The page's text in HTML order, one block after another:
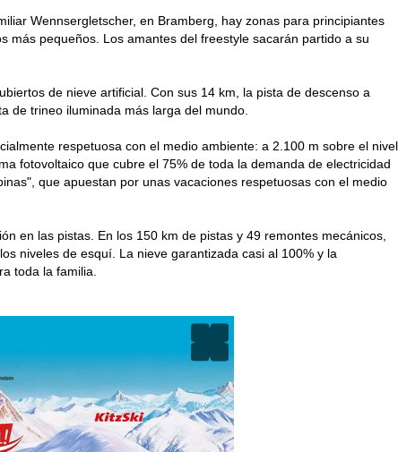
Wennsergletscher, en Bramberg, hay zonas para principiantes
más pequeños. Los amantes del freestyle sacarán partido a su
de nieve artificial. Con sus 14 km, la pista de descenso a
de trineo iluminada más larga del mundo.
respetuosa con el medio ambiente: a 2.100 m sobre el nivel
fotovoltaico que cubre el 75% de toda la demanda de electricidad
que apuestan por unas vacaciones respetuosas con el medio
en las pistas. En los 150 km de pistas y 49 remontes mecánicos,
niveles de esquí. La nieve garantizada casi al 100% y la
toda la familia.